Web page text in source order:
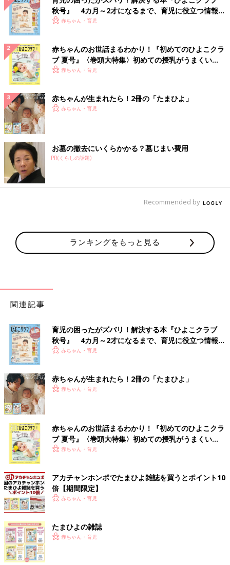
秋号』 4カ月～2才になるまで、育児に役立つ情報が
いっぱい！
赤ちゃん・育児
赤ちゃんのお世話まるわかり！『初めてのひよこクラ
ブ 夏号』〈巻頭大特集〉初めての授乳がうまくい
く！ おっぱい・ミルクの基本と夏のトラブル 解決テ
赤ちゃん・育児
赤ちゃんが生まれたら！2冊の「たまひよ」
赤ちゃん・育児
お墓の撤去にいくらかかる？墓じまい費用
PR(くらしの話題)
Recommended by
ランキングをもっと見る
関連記事
育児の困ったがズバリ！解決する本『ひよこクラブ
秋号』 4カ月～2才になるまで、育児に役立つ情報が
いっぱい！
赤ちゃん・育児
赤ちゃんが生まれたら！2冊の「たまひよ」
赤ちゃん・育児
赤ちゃんのお世話まるわかり！『初めてのひよこクラ
ブ 夏号』〈巻頭大特集〉初めての授乳がうまくい
く！ おっぱい・ミルクの基本と夏のトラブル 解決テ
赤ちゃん・育児
アカチャンホンポでたまひよ雑誌を買うとポイント10
倍【期間限定】
赤ちゃん・育児
たまひよの雑誌
赤ちゃん・育児